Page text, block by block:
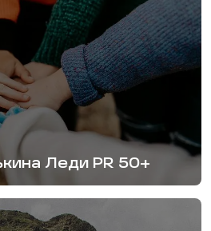
Леди PR 50+